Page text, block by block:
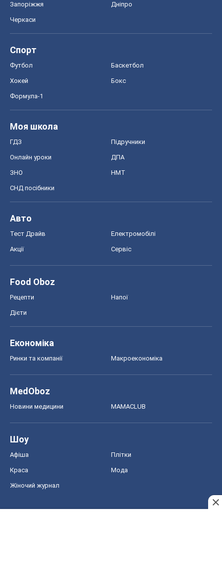
Запоріжжя Дніпро
Черкаси
Спорт
Футбол Баскетбол
Хокей Бокс
Формула-1
Моя школа
ГДЗ Підручники
Онлайн уроки ДПА
ЗНО НМТ
СНД посібники
Авто
Тест Драйв Електромобілі
Акції Сервіс
Food Oboz
Рецепти Напої
Дієти
Економіка
Ринки та компанії Макроекономіка
MedOboz
Новини медицини MAMACLUB
Шоу
Афіша Плітки
Краса Мода
Жіночий журнал